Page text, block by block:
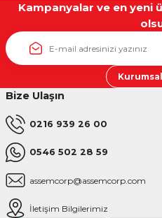
Kampanyalar ve en yeni
Bize Ulaşın
0216 939 26 00
0546 502 28 59
assemcorp@assemcorp.com
İletişim Bilgilerimiz